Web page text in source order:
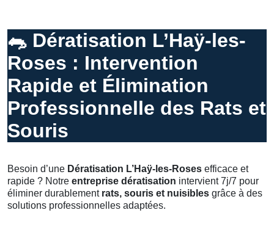
🐀 Dératisation L’Haÿ-les-
Roses : Intervention
Rapide et Élimination
Professionnelle des Rats et
Souris
Besoin d’une Dératisation L’Haÿ-les-Roses efficace et
rapide ? Notre entreprise dératisation intervient 7j/7 pour
éliminer durablement rats, souris et nuisibles grâce à des
solutions professionnelles adaptées.